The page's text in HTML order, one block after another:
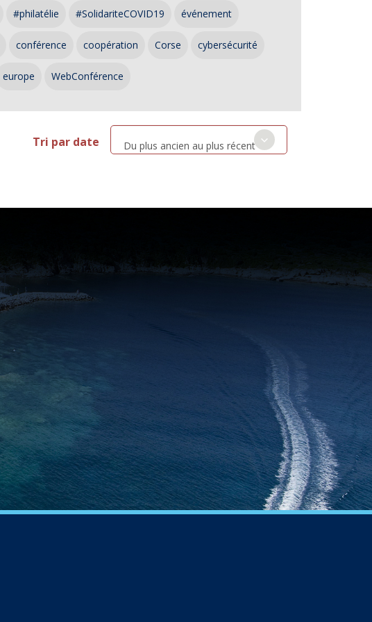
#philatélie #SolidariteCOVID19 événement
conférence coopération Corse cybersécurité
europe WebConférence
Tri par date Du plus ancien au plus récent